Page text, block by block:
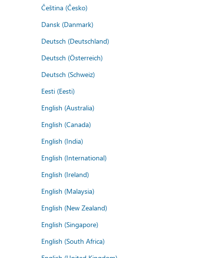
Čeština (Česko)
Dansk (Danmark)
Deutsch (Deutschland)
Deutsch (Österreich)
Deutsch (Schweiz)
Eesti (Eesti)
English (Australia)
English (Canada)
English (India)
English (International)
English (Ireland)
English (Malaysia)
English (New Zealand)
English (Singapore)
English (South Africa)